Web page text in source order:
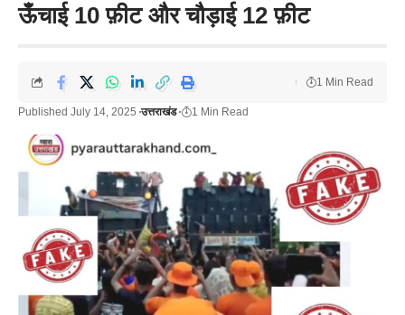
ऊँचाई 10 फ़ीट और चौड़ाई 12 फ़ीट
Published July 14, 2025 उत्तराखंड 1 Min Read
1 Min Read